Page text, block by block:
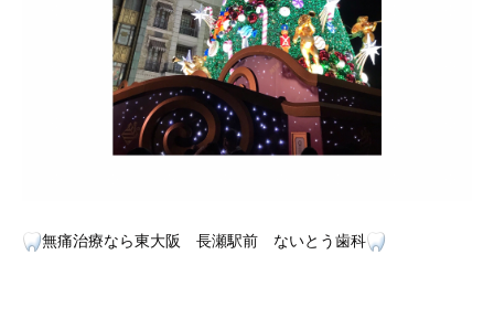
無痛治療なら東大阪 長瀬駅前 ないとう歯科